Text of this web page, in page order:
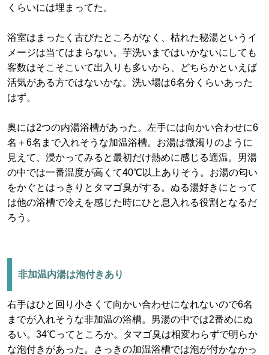
くらいには埋まってた。
浴室はまったく古びたところがなく、枯れた秘湯というイ
メージは当てはまらない。芋洗いまではいかないにしても
客数はそこそこいて出入りも多いから、どちらかといえば
活気がある方ではないかな。洗い場は6名分くらいあった
はず。
奥には2つの内湯浴槽があった。左手には向かい合わせに6
名＋6名まで入れそうな加温浴槽。お湯は微濁りのように
見えて、浸かってみると最初だけ熱めに感じる適温。男湯
の中では一番温度が高くて40℃以上ありそう。お湯の匂い
をかぐとはっきりとタマゴ臭がする。ぬる湯好きにとって
は他の浴槽で冷えを感じた時にひと息入れる役割となるだ
ろう。
非加温内湯は泡付きあり
右手はひと回り小さくて向かい合わせになれないので6名
までが入れそうな非加温の浴槽。男湯の中では2番めにぬ
るい。34℃ってところか。タマゴ臭は相変わらずで明らか
な泡付きがあった。さっきの加温浴槽では泡が付かなかっ